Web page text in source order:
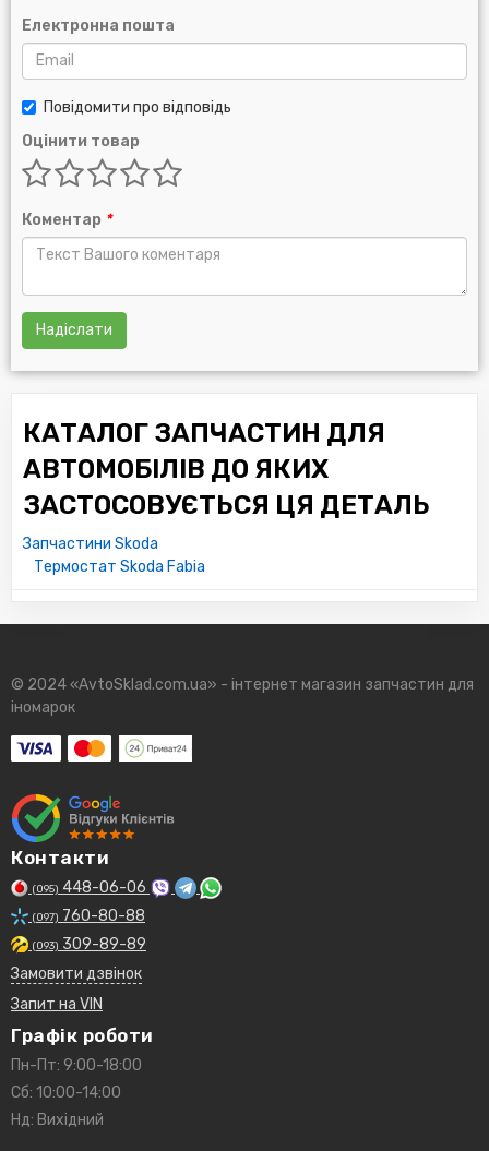
Електронна пошта
Повідомити про відповідь
Оцінити товар
Коментар *
Надіслати
КАТАЛОГ ЗАПЧАСТИН ДЛЯ
АВТОМОБІЛІВ ДО ЯКИХ
ЗАСТОСОВУЄТЬСЯ ЦЯ ДЕТАЛЬ
Запчастини Skoda
Термостат Skoda Fabia
© 2024 «AvtoSklad.com.ua» - інтернет магазин запчастин для
іномарок
Контакти
(095) 448-06-06
(097) 760-80-88
(093) 309-89-89
Замовити дзвінок
Запит на VIN
Графік роботи
Пн-Пт: 9:00-18:00
Сб: 10:00-14:00
Нд: Вихідний